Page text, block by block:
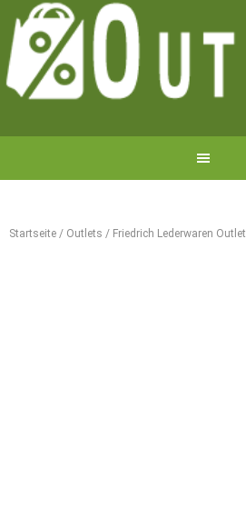
Startseite / Outlets / Friedrich Lederwaren Outlet